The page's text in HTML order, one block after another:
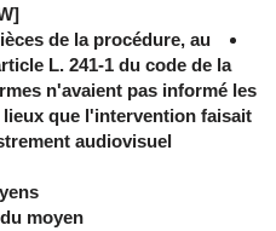
[W]
de la procédure, au
L. 241-1 du code de la
n'avaient pas informé les
que l'intervention faisait
audiovisuel.
moyen